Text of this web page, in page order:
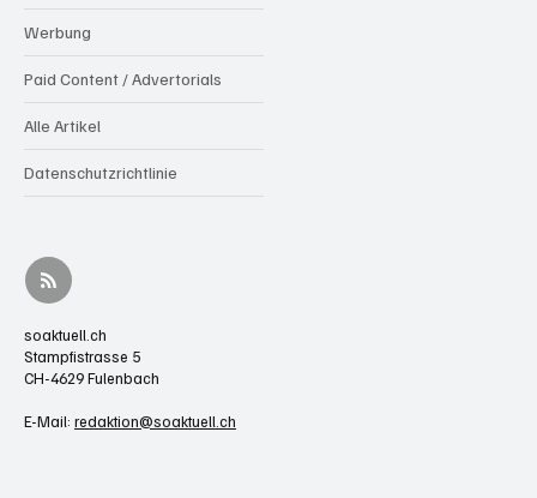
Werbung
Paid Content / Advertorials
Alle Artikel
Datenschutzrichtlinie
soaktuell.ch
Stampfistrasse 5
CH-4629 Fulenbach
E-Mail: redaktion@soaktuell.ch